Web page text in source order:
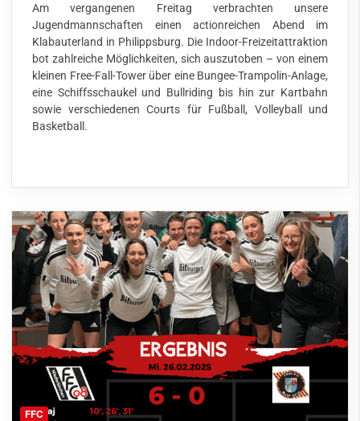
Am vergangenen Freitag verbrachten unsere
Jugendmannschaften einen actionreichen Abend im
Klabauterland in Philippsburg. Die Indoor-Freizeitattraktion
bot zahlreiche Möglichkeiten, sich auszutoben – von einem
kleinen Free-Fall-Tower über eine Bungee-Trampolin-Anlage,
eine Schiffsschaukel und Bullriding bis hin zur Kartbahn
sowie verschiedenen Courts für Fußball, Volleyball und
Basketball.
FFC